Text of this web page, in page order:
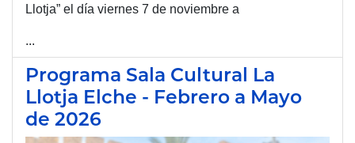
Llotja” el día viernes 7 de noviembre a
...
Programa Sala Cultural La
Llotja Elche - Febrero a Mayo
de 2026